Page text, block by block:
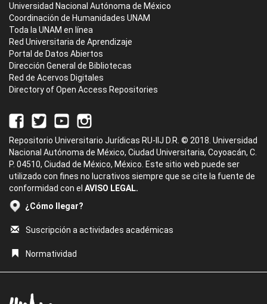
Universidad Nacional Autónoma de México
Coordinación de Humanidades UNAM
Toda la UNAM en línea
Red Universitaria de Aprendizaje
Portal de Datos Abiertos
Dirección General de Bibliotecas
Red de Acervos Digitales
Directory of Open Access Repositories
Repositorio Universitario Jurídicas RU-IIJ D.R. © 2018. Universidad
Nacional Autónoma de México, Ciudad Universitaria, Coyoacán, C.
P. 04510, Ciudad de México, México. Este sitio web puede ser
utilizado con fines no lucrativos siempre que se cite la fuente de
conformidad con el AVISO LEGAL.
¿Cómo llegar?
Suscripción a actividades académicas
Normatividad